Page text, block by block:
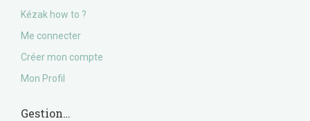
Kézak how to ?
Me connecter
Créer mon compte
Mon Profil
Gestion…